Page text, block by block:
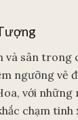
và sân trong
ngưỡng vẻ
với những
chạm tinh